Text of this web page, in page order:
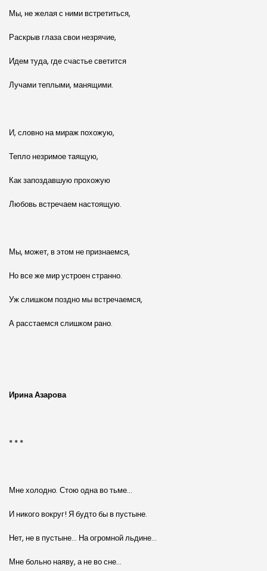
Мы, не желая с ними встретиться,
Раскрыв глаза свои незрячие,
Идем туда, где счастье светится
Лучами теплыми, манящими.
И, словно на мираж похожую,
Тепло незримое таящую,
Как запоздавшую прохожую
Любовь встречаем настоящую.
Мы, может, в этом не признаемся,
Но все же мир устроен странно.
Уж слишком поздно мы встречаемся,
А расстаемся слишком рано.
Ирина Азарова
* * *
Мне холодно. Стою одна во тьме…
И никого вокруг! Я будто бы в пустыне.
Нет, не в пустыне… На огромной льдине…
Мне больно наяву, а не во сне…